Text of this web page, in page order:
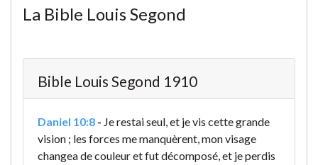
La Bible Louis Segond
Bible Louis Segond 1910
Daniel 10:8 - Je restai seul, et je vis cette grande
vision ; les forces me manquèrent, mon visage
changea de couleur et fut décomposé, et je perdis